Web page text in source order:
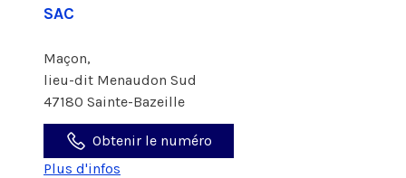
SAC
Maçon,
lieu-dit Menaudon Sud
47180 Sainte-Bazeille
Obtenir le numéro
Plus d'infos